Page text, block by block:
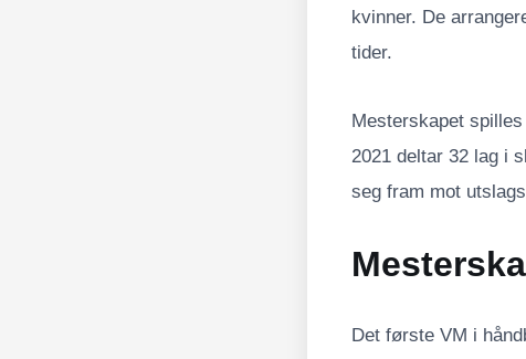
kvinner. De
tider.
Mesterskapet
2021 deltar 32 lag i
seg fram mot
Det første VM i